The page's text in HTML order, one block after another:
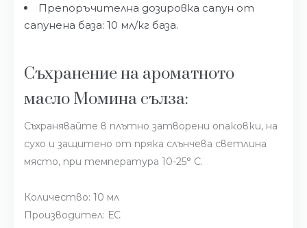
Препоръчителна дозировка сапун от
сапунена база: 10 мл/кг база.
Съхранение на ароматното
масло Момина сълза:
Съхранявайте в плътно затворени опаковки, на
сухо и защитено от пряка слънчева светлина
място, при температура 10-25° С.
Количество: 10 мл
Производител: ЕС